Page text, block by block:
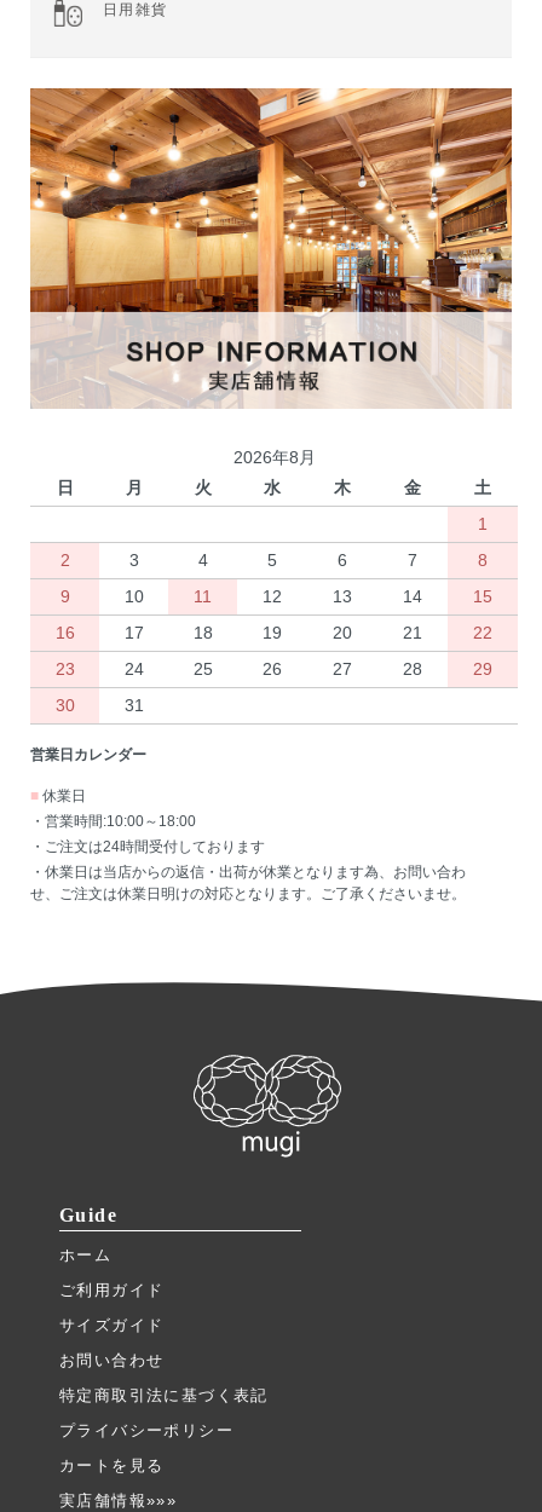
日用雑貨
2026年8月
日
月 火 水 木 金
土
1
2
3 4 5 6 7
8
9
10 11 12 13 14
15
16
17 18 19 20 21
22
23
24 25 26 27 28
29
30
31
営業日カレンダー
■ 休業日
・営業時間:10:00～18:00
・ご注文は24時間受付しております
・休業日は当店からの返信・出荷が休業となります為、お問い合わ
せ、ご注文は休業日明けの対応となります。ご了承くださいませ。
Guide
ホーム
ご利用ガイド
サイズガイド
お問い合わせ
特定商取引法に基づく表記
プライバシーポリシー
カートを見る
実店舗情報»»»